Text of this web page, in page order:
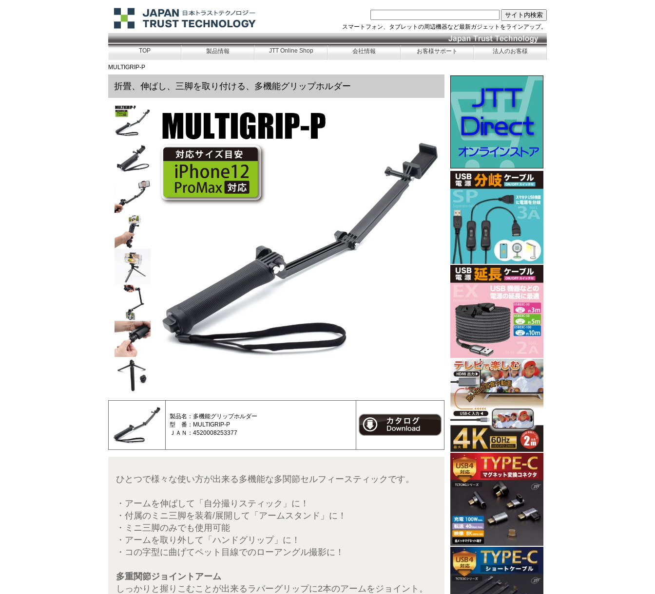
スマートフォン、タブレットの周辺機器など最新ガジェットをラインアップ。
TOP 製品情報 JTT Online Shop 会社情報 お客様サポート 法人のお客様
MULTIGRIP-P
折畳、伸ばし、三脚を取り付ける、多機能グリップホルダー
製品名：多機能グリップホルダー
型 番：MULTIGRIP-P
ＪＡＮ：4520008253377
ひとつで様々な使い方が出来る多機能な多関節セルフィースティックです。
・アームを伸ばして「自分撮りスティック」に！
・付属のミニ三脚を装着/展開して「アームスタンド」に！
・ミニ三脚のみでも使用可能
・アームを取り外して「ハンドグリップ」に！
・コの字型に曲げてペット目線でのローアングル撮影に！
多重関節ジョイントアーム
しっかりと握りこむことが出来るラバーグリップに2本のアームをジョイント。